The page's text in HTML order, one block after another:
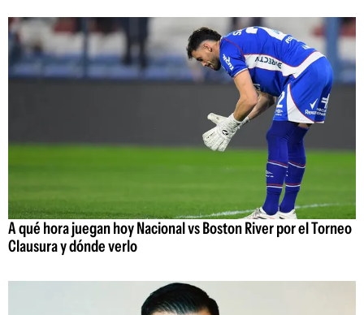
A qué hora juegan hoy Nacional vs Boston River por el Torneo
Clausura y dónde verlo